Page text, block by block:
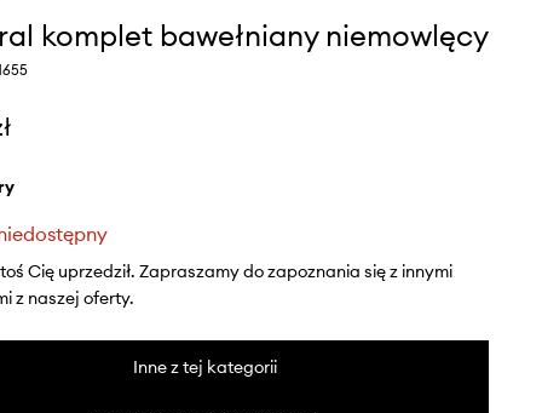
komplet bawełniany niemowlęcy
Cię uprzedził. Zapraszamy do zapoznania się z innymi
z naszej oferty.
Inne z tej kategorii